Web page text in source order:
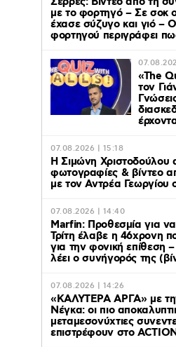
με το φορτηγό – Σε σοκ
έχασε σύζυγο και γιό –
φορτηγού περιγράφει
«The
τον
07.08.2026 | 15:18
Η Σιμώνη Χριστοδούλου
φωτογραφίες & βίντεο
με τον Αντρέα Γεωργίου
07.08.2026 | 14:40
Marfin: Προθεσμία για
Τρίτη έλαβε η 46χρονη
για την φονική επίθεση
λέει ο συνήγορός της
07.08.2026 | 14:26
«ΚΑΛΥΤΕΡΑ ΑΡΓΑ» με
Νέγκα: οι πιο
μεταμεσονύχτιες
επιστρέφουν στο